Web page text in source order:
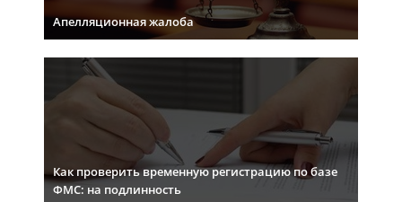
Апелляционная жалоба
Как проверить временную регистрацию по базе
ФМС: на подлинность